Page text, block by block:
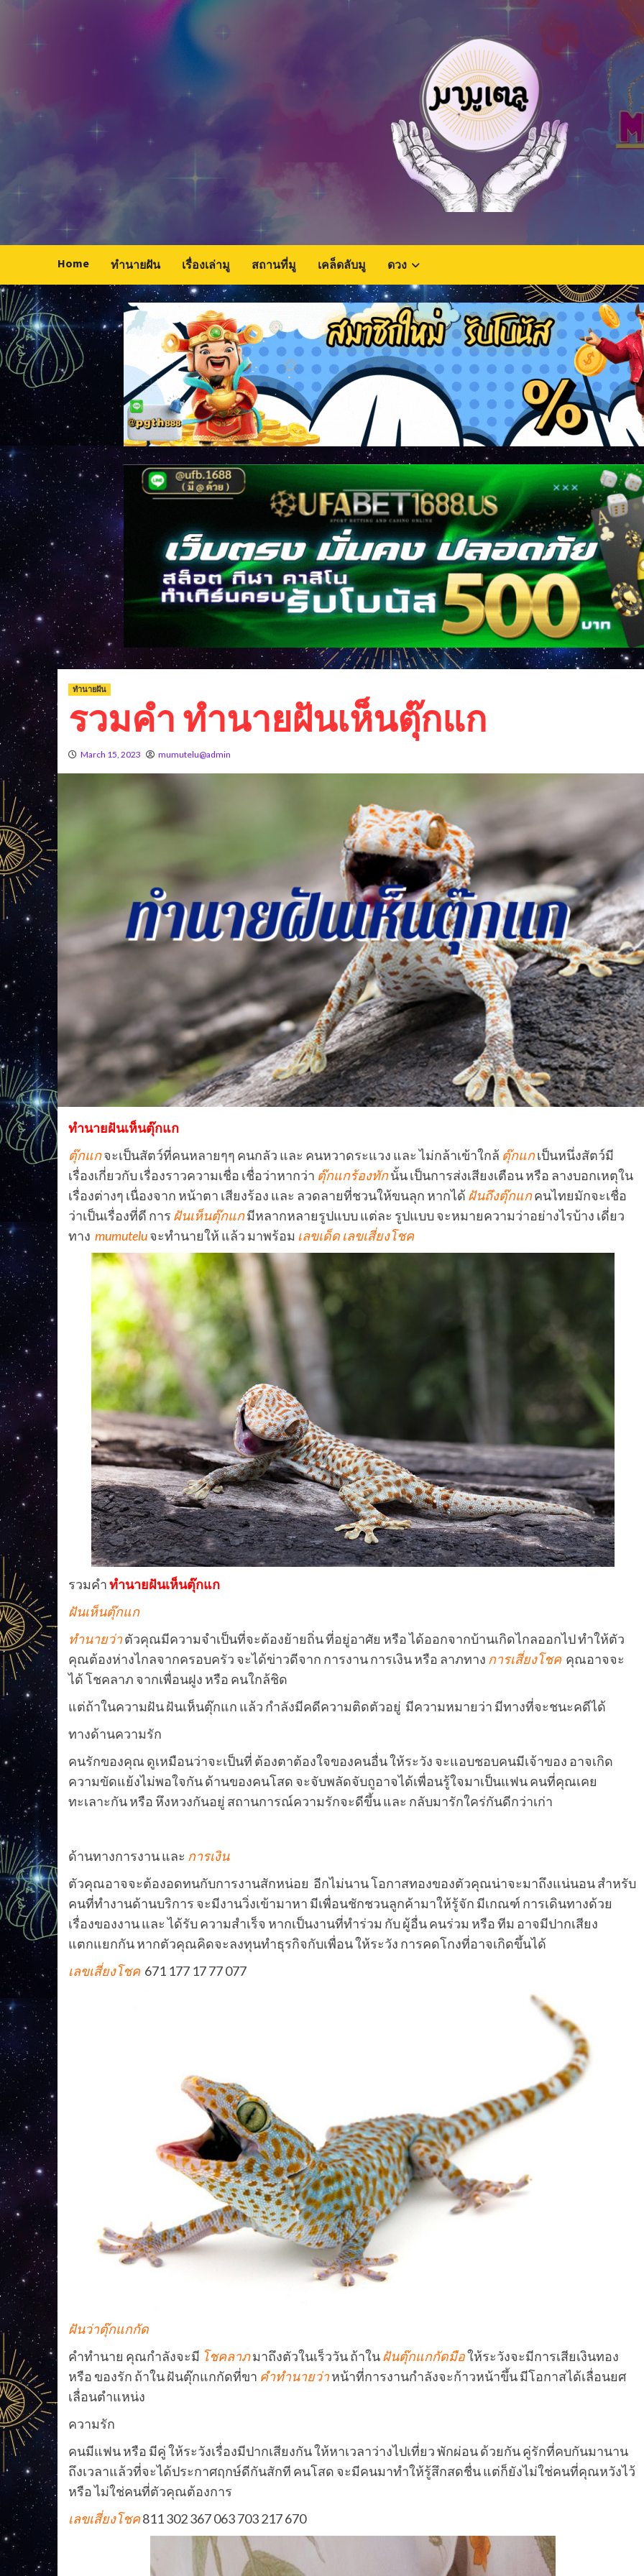
content
Home ทำนายฝัน เรื่องเล่ามู สถานที่มู เคล็ดลับมู ดวง
ทำนายฝัน
รวมคำ ทํานายฝันเห็นตุ๊กแก
March 15, 2023 mumutelu@admin
ทํานายฝันเห็นตุ๊กแก
ตุ๊กแกจะเป็นสัตว์ที่คนหลายๆๆ คนกลัว และ คนหวาดระแวง และ ไม่กล้าเข้าใกล้ ตุ๊กแกเป็นหนึ่งสัตว์มี
เรื่องเกี่ยวกับ เรื่องราวความเชื่อ เชื่อว่าหากว่า ตุ๊กแกร้องทักนั้น เป็นการส่งเสียงเตือน หรือ ลางบอกเหตุใน
เรื่องต่างๆ เนื่องจาก หน้าตา เสียงร้อง และ ลวดลายที่ชวนให้ขนลุก หากได้ ฝันถึงตุ๊กแกคนไทยมักจะเชื่อ
ว่าเป็นเรื่องที่ดี การ ฝันเห็นตุ๊กแกมีหลากหลายรูปแบบ แต่ละ รูปแบบ จะหมายความว่าอย่างไรบ้าง เดี่ยว
ทาง mumuteluจะทำนายให้ แล้ว มาพร้อม เลขเด็ด เลขเสี่ยงโชค
รวมคำทํานายฝันเห็นตุ๊กแก
ฝันเห็นตุ๊กแก
ทำนายว่าตัวคุณมีความจำเป็นที่จะต้องย้ายถิ่น ที่อยู่อาศัย หรือ ได้ออกจากบ้านเกิดไกลออกไป ทำให้ตัว
คุณต้องห่างไกลจากครอบครัว จะได้ข่าวดีจาก การงาน การเงิน หรือ ลาภทาง การเสี่ยงโชคคุณอาจจะ
ได้ โชคลาภ จากเพื่อนฝูง หรือ คนใกล้ชิด
แต่ถ้าในความฝัน ฝันเห็นตุ๊กแก แล้ว กำลังมีคดีความติดตัวอยู่ มีความหมายว่า มีทางที่จะชนะคดีได้
ทางด้านความรัก
คนรักของคุณ ดูเหมือนว่าจะเป็นที่ ต้องตาต้องใจของคนอื่น ให้ระวัง จะแอบชอบคนมีเจ้าของ อาจเกิด
ความขัดแย้งไม่พอใจกัน ด้านของคนโสด จะจับพลัดจับถูอาจได้เพื่อนรู้ใจมาเป็นแฟน คนที่คุณเคย
ทะเลาะกัน หรือ หึงหวงกันอยู่ สถานการณ์ความรักจะดีขึ้น และ กลับมารักใคร่กันดีกว่าเก่า
ด้านทางการงาน และ การเงิน
ตัวคุณอาจจะต้องอดทนกับการงานสักหน่อย อีกไม่นาน โอกาสทองของตัวคุณน่าจะมาถึงแน่นอน สำหรับ
คนที่ทำงานด้านบริการ จะมีงานวิ่งเข้ามาหา มีเพื่อนชักชวนลูกค้ามาให้รู้จัก มีเกณฑ์ การเดินทางด้วย
เรื่องของงาน และ ได้รับ ความสำเร็จ หากเป็นงานที่ทำร่วม กับ ผู้อื่น คนร่วม หรือ ทีม อาจมีปากเสียง
แตกแยกกัน หากตัวคุณคิดจะลงทุนทำธุรกิจกับเพื่อน ให้ระวัง การคดโกงที่อาจเกิดขึ้นได้
เลขเสี่ยงโชค671 177 17 77 077
ฝันว่าตุ๊กแกกัด
คำทำนาย คุณกำลังจะมี โชคลาภมาถึงตัวในเร็ววัน ถ้าในฝันตุ๊กแกกัดมือให้ระวังจะมีการเสียเงินทอง
หรือ ของรัก ถ้าใน ฝันตุ๊กแกกัดที่ขา คำทำนายว่าหน้าที่การงานกำลังจะก้าวหน้าขึ้น มีโอกาสได้เลื่อนยศ
เลื่อนตำแหน่ง
ความรัก
คนมีแฟน หรือ มีคู่ ให้ระวังเรื่องมีปากเสียงกัน ให้หาเวลาว่างไปเที่ยว พักผ่อน ด้วยกัน คู่รักที่คบกันมานาน
ถึงเวลาแล้วที่จะได้ประกาศฤกษ์ดีกันสักที คนโสด จะมีคนมาทำให้รู้สึกสดชื่น แต่ก็ยังไม่ใช่คนที่คุณหวังไว้
หรือ ไม่ใช่คนที่ตัวคุณต้องการ
เลขเสี่ยงโชค811 302 367 063 703 217 670